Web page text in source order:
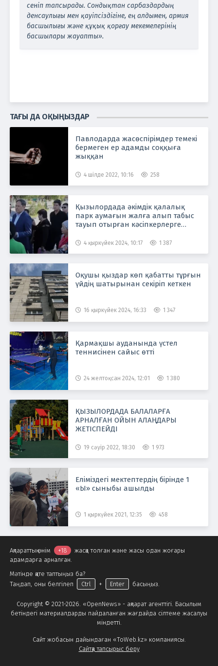
сеніп тапсырады. Сондықтан сарбаздардың
денсаулығы мен қауіпсіздігіне, ең алдымен, армия
басшылығы және құқық қорғау мекемелерінің
басшылары жауапты».
ТАҒЫ ДА ОҚЫҢЫЗДАР
Павлодарда жасөспірімдер темекі
бермеген ер адамды соққыға
жыққан
4 шілде 2022, 10:16 258
Қызылордада әкімдік қалалық
парк аумағын жалға алып табыс
тауып отырған кәсіпкерлерге
4 қыркүйек 2024, 10:17 1 387
Оқушы қыздар көп қабатты тұрғын
үйдің шатырынан секіріп кеткен
16 қыркүйек 2024, 16:33 1 347
Қармақшы ауданында үстел
теннисінен сайыс өтті
24 желтоқсан 2024, 12:01 1 380
ҚЫЗЫЛОРДАДА БАЛАЛАРҒА
АРНАЛҒАН ОЙЫН АЛАҢДАРЫ
ЖЕТІСПЕЙДІ
19 сәуір 2022, 18:30 1 973
Еліміздегі мектептердің бірінде 1
«Ы» сыныбы ашылды
1 қыркүйек 2021, 12:35 458
Copyright © 2021-2026. «OpenNews» - ақпарат агенттігі. Басылым
бетіндегі материалдарды пайдаланған жағдайда сілтеме жасалуы
міндетті.
Сайт жобасын дайындаған «ToWeb.kz» компаниясы.
Сайтқа тапсырыс беру
Ақпараттық өнім +18
жасқа толған және жасы одан жоғары
адамдарға арналған.
Мәтінде қате таптыңыз ба?
Таңдап, оны белгілеп
Ctrl + Enter басыңыз.